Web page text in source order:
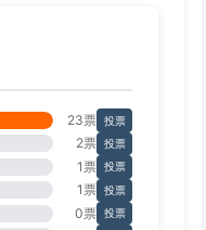
23票 投票
2票 投票
1票 投票
1票 投票
0票 投票